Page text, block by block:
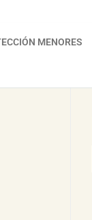
MENORES